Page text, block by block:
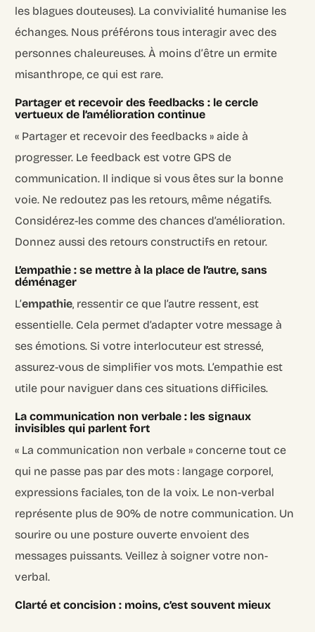
les blagues douteuses). La convivialité humanise les
échanges. Nous préférons tous interagir avec des
personnes chaleureuses. À moins d’être un ermite
misanthrope, ce qui est rare.
Partager et recevoir des feedbacks : le cercle
vertueux de l’amélioration continue
« Partager et recevoir des feedbacks » aide à
progresser. Le feedback est votre GPS de
communication. Il indique si vous êtes sur la bonne
voie. Ne redoutez pas les retours, même négatifs.
Considérez-les comme des chances d’amélioration.
Donnez aussi des retours constructifs en retour.
L’empathie : se mettre à la place de l’autre, sans
déménager
L’empathie, ressentir ce que l’autre ressent, est
essentielle. Cela permet d’adapter votre message à
ses émotions. Si votre interlocuteur est stressé,
assurez-vous de simplifier vos mots. L’empathie est
utile pour naviguer dans ces situations difficiles.
La communication non verbale : les signaux
invisibles qui parlent fort
« La communication non verbale » concerne tout ce
qui ne passe pas par des mots : langage corporel,
expressions faciales, ton de la voix. Le non-verbal
représente plus de 90% de notre communication. Un
sourire ou une posture ouverte envoient des
messages puissants. Veillez à soigner votre non-
verbal.
Clarté et concision : moins, c’est souvent mieux